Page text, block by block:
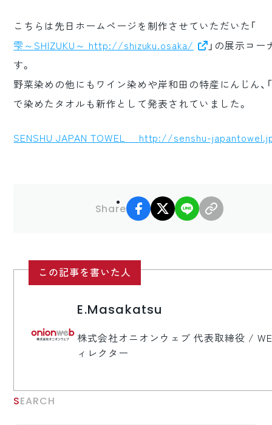
こちらは先日ホームページを制作させていただいた「
雫～SHIZUKU～ http://shizuku.osaka/
」の展示コー
す。
野菜染めの他にもワイン染めや岸和田の特産にんじん、
で染めたタオルも新作として発表されていました。
SENSHU JAPAN TOWEL http://senshu-
Share
facebook
X LINE
この記事を書いた人
E.Masakatsu
株式会社オニオンウェブ 代表取締役 /
ィレクター
SEARCH